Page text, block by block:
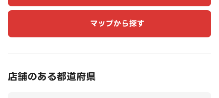
マップから探す
店舗のある都道府県